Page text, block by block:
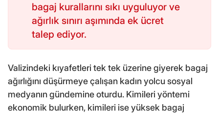
bagaj kurallarını sıkı uyguluyor ve
ağırlık sınırı aşımında ek ücret
talep ediyor.
Valizindeki kıyafetleri tek tek üzerine giyerek bagaj
ağırlığını düşürmeye çalışan kadın yolcu sosyal
medyanın gündemine oturdu. Kimileri yöntemi
ekonomik bulurken, kimileri ise yüksek bagaj